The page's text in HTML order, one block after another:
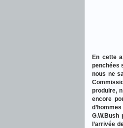
En cette
penchées
nous ne
produire,
encore
l’arrivée